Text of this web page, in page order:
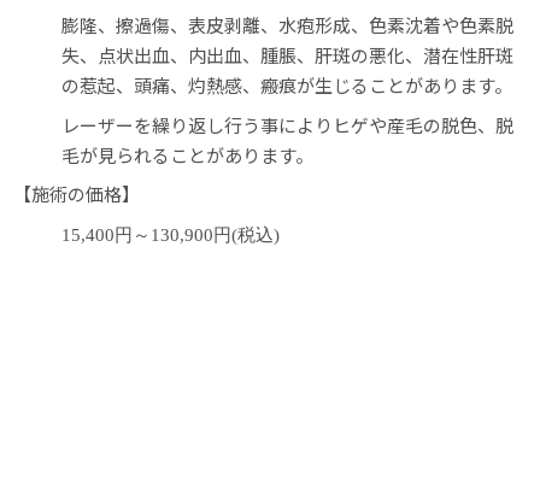
膨隆、擦過傷、表皮剥離、水疱形成、色素沈着や色素脱
失、点状出血、内出血、腫脹、肝斑の悪化、潜在性肝斑
の惹起、頭痛、灼熱感、瘢痕が生じることがあります。
レーザーを繰り返し行う事によりヒゲや産毛の脱色、脱
毛が見られることがあります。
【施術の価格】
15,400円～130,900円(税込)